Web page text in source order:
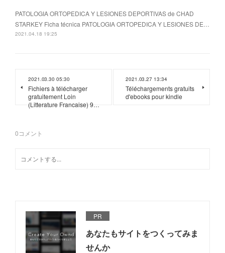
PATOLOGIA ORTOPEDICA Y LESIONES DEPORTIVAS de CHAD
STARKEY Ficha técnica PATOLOGIA ORTOPEDICA Y LESIONES DE…
2021.04.18 19:25
2021.03.30 05:30
Fichiers à télécharger
gratuitement Loin
(Litterature Francaise) 9…
2021.03.27 13:34
Téléchargements gratuits
d'ebooks pour kindle
0コメント
PR
あなたもサイトをつくってみま
せんか